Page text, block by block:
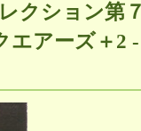
クション第
エアーズ＋2